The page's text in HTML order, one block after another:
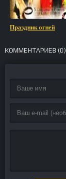
Праздник огней
КОММЕНТАРИЕВ (0)